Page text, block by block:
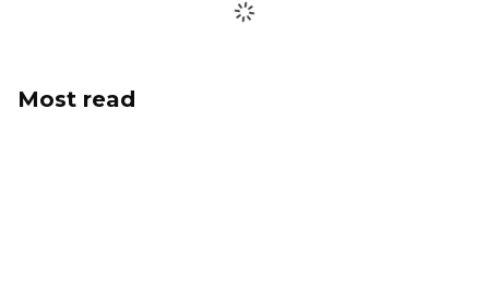
Most read